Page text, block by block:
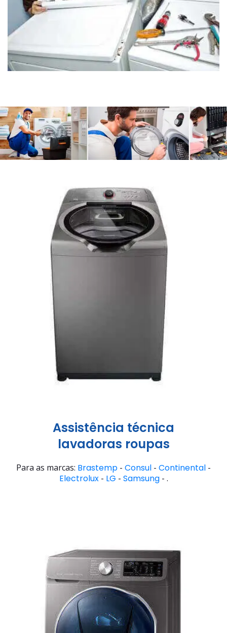
Assistência técnica
lavadoras roupas
Para as marcas: Brastemp - Consul - Continental -
Electrolux- LG - Samsung- .